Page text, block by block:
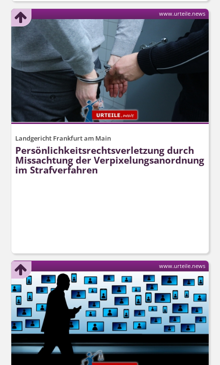
Landgericht Frankfurt am Main
Persönlich­keitsrechts­verletzung durch
Missachtung der Verpixelungs­anordnung
im Strafverfahren
www.urteile.news
www.urteile.news